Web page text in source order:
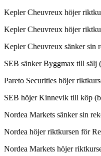
Kepler Cheuvreux höjer
Kepler Cheuvreux höjer
Kepler Cheuvreux sänker sin
SEB sänker Byggmax till sälj
Pareto Securities höjer
SEB höjer Kinnevik till köp
Nordea Markets sänker sin
Nordea höjer riktkursen för
Nordea Markets höjer